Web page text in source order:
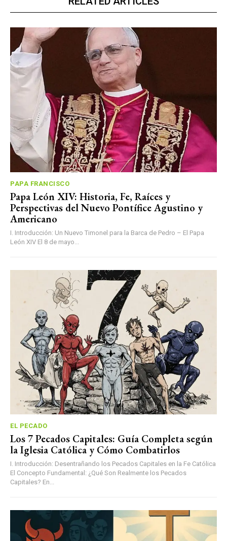
PAPA FRANCISCO
Papa León XIV: Historia, Fe, Raíces y
Perspectivas del Nuevo Pontífice Agustino y
Americano
I. Introducción: Un Nuevo Timonel para la Barca de Pedro – El Papa
León XIV El 8 de mayo...
EL PECADO
Los 7 Pecados Capitales: Guía Completa según
la Iglesia Católica y Cómo Combatirlos
I. Introducción: Desentrañando los Pecados Capitales en la Fe Católica
El Concepto Fundamental: ¿Qué Son Realmente los Pecados
Capitales? En...